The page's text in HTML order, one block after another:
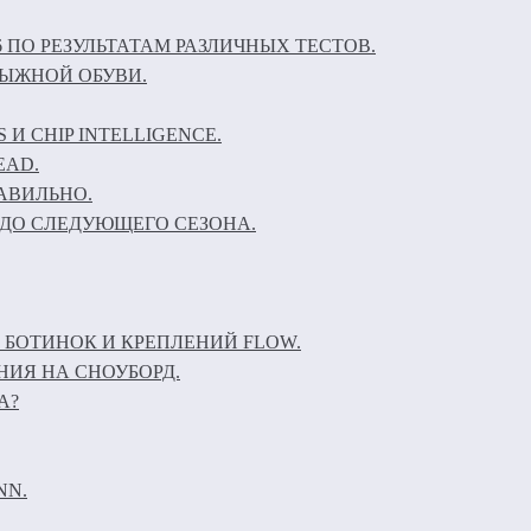
ПО РЕЗУЛЬТАТАМ РАЗЛИЧНЫХ ТЕСТОВ.
ОБУВИ.
CHIP INTELLIGENCE.
СЛЕДУЮЩЕГО СЕЗОНА.
И КРЕПЛЕНИЙ FLOW.
НА СНОУБОРД.